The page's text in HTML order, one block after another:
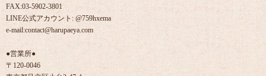
FAX:03-5902-3801
LINE公式アカウント: @759hxema
e-mail:contact@harupaeya.com
●営業所●
〒120-0046